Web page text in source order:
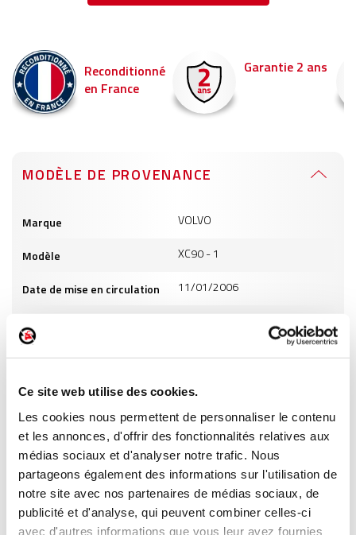
Ce site web utilise des cookies.
Les cookies nous permettent de personnaliser le contenu
et les annonces, d'offrir des fonctionnalités relatives aux
médias sociaux et d'analyser notre trafic. Nous
partageons également des informations sur l'utilisation de
notre site avec nos partenaires de médias sociaux, de
publicité et d'analyse, qui peuvent combiner celles-ci
avec d'autres informations que vous leur avez fournies
Reconditionné
en France
Garantie 2 ans
MODÈLE DE PROVENANCE
produits
Marque VOLVO
Modèle XC90 - 1
Date de mise en circulation 11/01/2006
Puissance
Carburant GO
INFORMATIONS PRODUITS